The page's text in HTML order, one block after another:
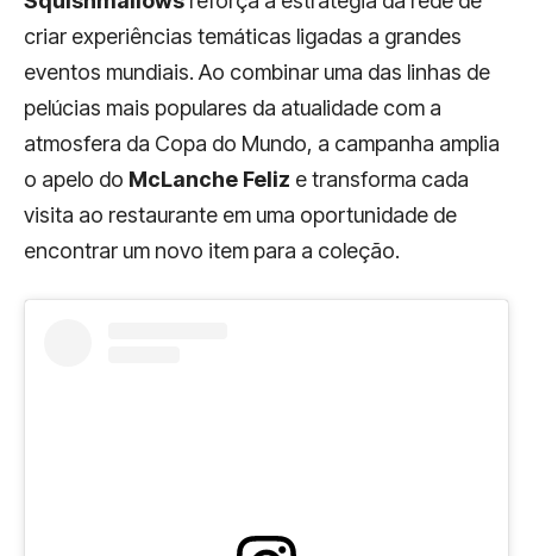
criar experiências temáticas ligadas a grandes
eventos mundiais. Ao combinar uma das linhas de
pelúcias mais populares da atualidade com a
atmosfera da Copa do Mundo, a campanha amplia
o apelo do McLanche Feliz e transforma cada
visita ao restaurante em uma oportunidade de
encontrar um novo item para a coleção.